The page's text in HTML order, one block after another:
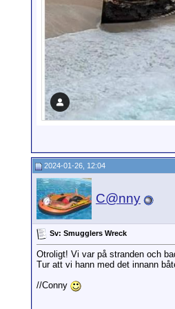
2024-01-26, 12:04
C@nny
Sv: Smugglers Wreck
Otroligt! Vi var på stranden och
Tur att vi hann med det innann
//Conny